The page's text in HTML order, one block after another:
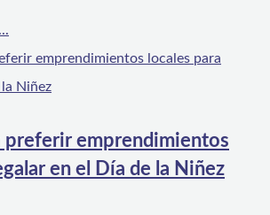
preferir emprendimientos
en el Día de la Niñez